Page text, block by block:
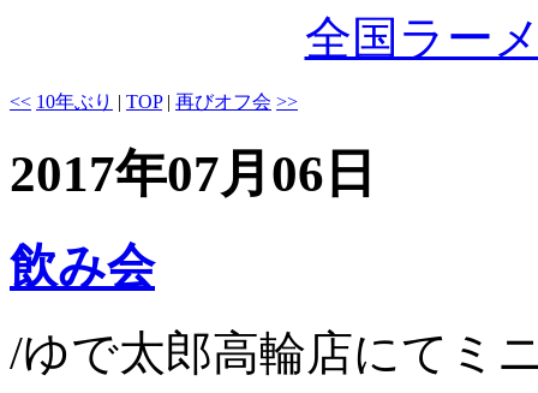
全国ラー
<< 10年ぶり | TOP| 再びオフ会 >>
2017年07月06日
飲み会
/ゆで太郎高輪店にてミ